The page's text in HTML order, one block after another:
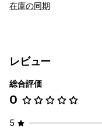
在庫の同期
レビュー
総合評価
0
5